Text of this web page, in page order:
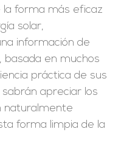
forma más eficaz
solar,
información de
basada en muchos
práctica de sus
apreciar los
naturalmente
forma limpia de la